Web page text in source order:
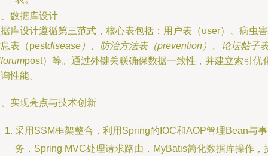
数据库设计
库设计遵循第三范式，核心表包括：用户表（user）、病虫害
表（pestdisease）、防治方法表（prevention）、论坛帖子
post）等。通过外键关联确保数据一致性，并建立索引优
性能。
实现亮点与技术创新
采用SSM框架整合，利用Spring的IOC和AOP管理Bean与事
务，Spring MVC处理请求路由，MyBatis简化数据库操作，